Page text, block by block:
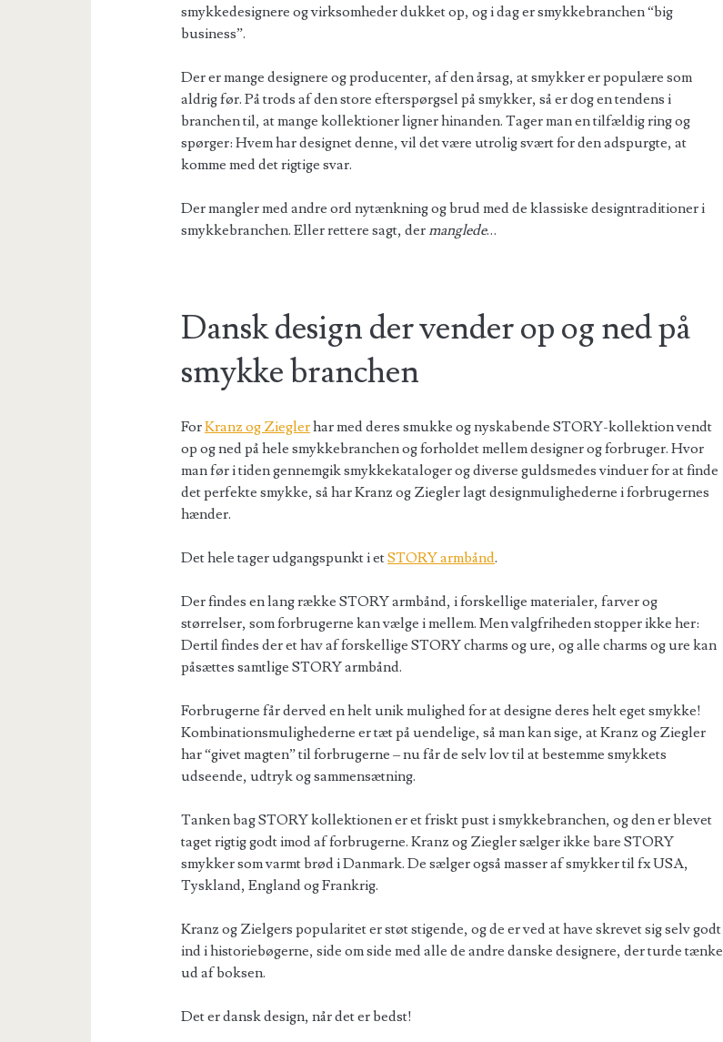
smykkedesignere og virksomheder dukket op, og i dag er smykkebranchen “big
business”.
Der er mange designere og producenter, af den årsag, at smykker er populære som
aldrig før. På trods af den store efterspørgsel på smykker, så er dog en tendens i
branchen til, at mange kollektioner ligner hinanden. Tager man en tilfældig ring og
spørger: Hvem har designet denne, vil det være utrolig svært for den adspurgte, at
komme med det rigtige svar.
Der mangler med andre ord nytænkning og brud med de klassiske designtraditioner i
smykkebranchen. Eller rettere sagt, dermanglede…
Dansk design der vender op og ned på
smykke branchen
ForKranz og Zieglerhar med deres smukke og nyskabende STORY-kollektion vendt
op og ned på hele smykkebranchen og forholdet mellem designer og forbruger. Hvor
man før i tiden gennemgik smykkekataloger og diverse guldsmedes vinduer for at finde
det perfekte smykke, så har Kranz og Ziegler lagt designmulighederne i forbrugernes
hænder.
Det hele tager udgangspunkt i etSTORY armbånd.
Der findes en lang række STORY armbånd, i forskellige materialer, farver og
størrelser, som forbrugerne kan vælge i mellem. Men valgfriheden stopper ikke her:
Dertil findes der et hav af forskellige STORY charms og ure, og alle charms og ure kan
påsættes samtlige STORY armbånd.
Forbrugerne får derved en helt unik mulighed for at designe deres helt eget smykke!
Kombinationsmulighederne er tæt på uendelige, så man kan sige, at Kranz og Ziegler
har “givet magten” til forbrugerne – nu får de selv lov til at bestemme smykkets
udseende, udtryk og sammensætning.
Tanken bag STORY kollektionen er et friskt pust i smykkebranchen, og den er blevet
taget rigtig godt imod af forbrugerne. Kranz og Ziegler sælger ikke bare STORY
smykker som varmt brød i Danmark. De sælger også masser af smykker til fx USA,
Tyskland, England og Frankrig.
Kranz og Zielgers popularitet er støt stigende, og de er ved at have skrevet sig selv godt
ind i historiebøgerne, side om side med alle de andre danske designere, der turde tænke
ud af boksen.
Det er dansk design, når det er bedst!